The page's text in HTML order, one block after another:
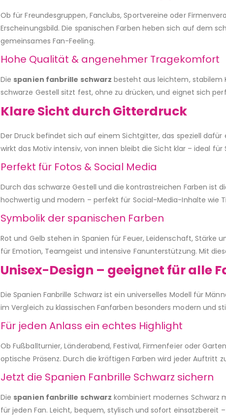
Ob für Freundesgruppen, Fanclubs, Sportvereine oder
Erscheinungsbild. Die spanischen Farben heben sich auf dem
gemeinsames Fan-Feeling.
Hohe Qualität & angenehmer Tragekomfort
Die spanien fanbrille schwarz besteht aus leichtem, stabilem
schwarze Gestell sitzt fest, ohne zu drücken, und eignet sich
Klare Sicht durch Gitterdruck
Der Druck befindet sich auf einem Sichtgitter, das speziell
wirkt das Motiv intensiv, von innen bleibt die Sicht klar – ideal
Perfekt für Fotos & Social Media
Durch das schwarze Gestell und die kontrastreichen Farben ist
hochwertig und modern – perfekt für Social-Media-Inhalte wie
Symbolik der spanischen Farben
Rot und Gelb stehen in Spanien für Feuer, Leidenschaft, Stärke
für Emotion, Teamgeist und intensive Fanunterstützung. Mit
Unisex-Design – geeignet für alle
Die Spanien Fanbrille Schwarz ist ein universelles Modell für
im Vergleich zu klassischen Fanfarben besonders modern und
Für jeden Anlass ein echtes Highlight
Ob Fußballturnier, Länderabend, Festival, Firmenfeier oder
optische Präsenz. Durch die kräftigen Farben wird jeder Auftritt
Jetzt die Spanien Fanbrille Schwarz sichern
Die spanien fanbrille schwarz kombiniert modernes Schwarz
für jeden Fan. Leicht, bequem, stylisch und sofort einsatzbereit